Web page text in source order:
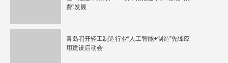
费”发展
青岛召开轻工制造行业“人工智能+制造”先锋应
用建设启动会